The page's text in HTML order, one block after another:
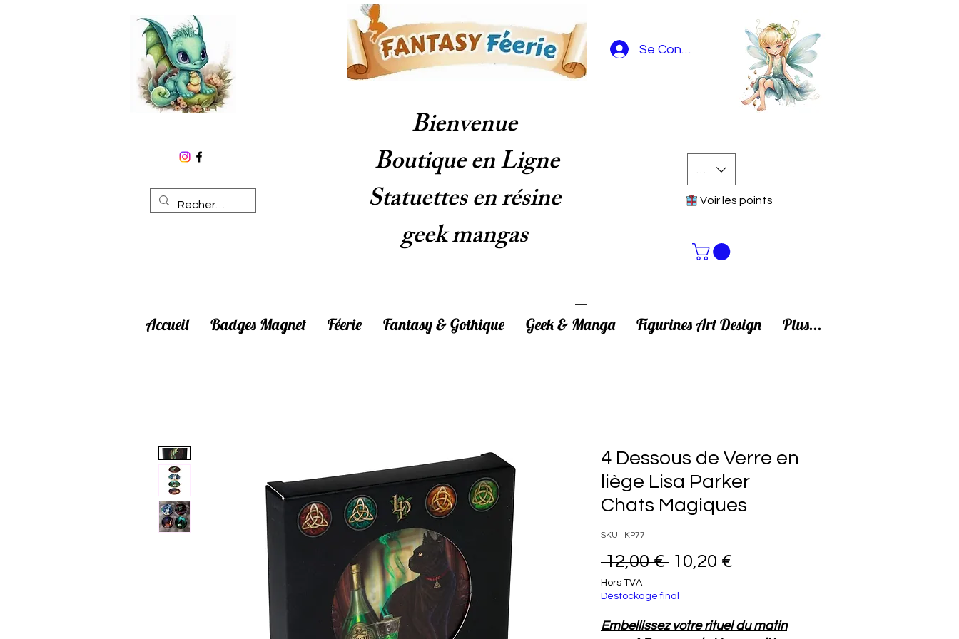
Se Connecter
EUR (€)
Voir les points
Bienvenue
Boutique en Ligne
Statuettes en résine
geek mangas
Accueil Badges Magnet Féerie Fantasy & Gothique Geek & Manga Figurines Art Design Plus...
4 Dessous de Verre en
liège Lisa Parker
Chats Magiques
SKU : KP77
12,00 € Prix original
10,20 €
Hors TVA
Déstockage final
Embellissez votre rituel du matin